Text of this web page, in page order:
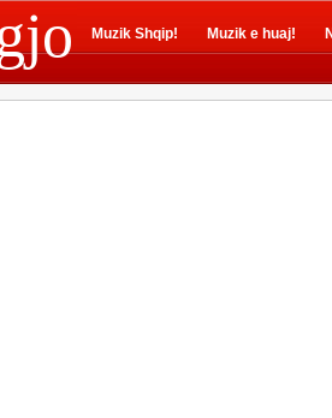
Muzik Shqip! Muzik e huaj!